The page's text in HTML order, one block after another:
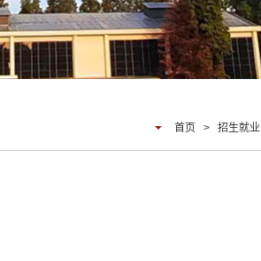
首页 > 招生就业